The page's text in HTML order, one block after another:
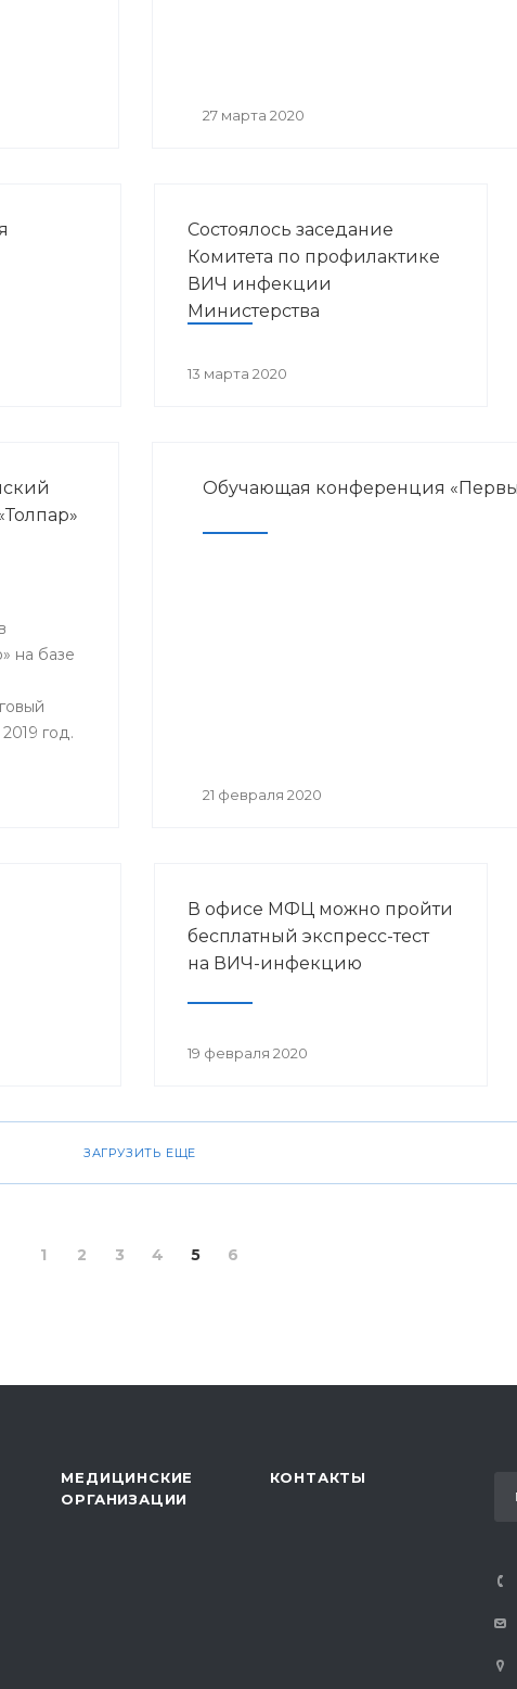
27 марта 2020
Состоялось заседание
Комитета по профилактике
ВИЧ инфекции
Министерства
Республики Башкортостан
13 марта 2020
на базе
год.
Обучающая конференция
21 февраля 2020
В офисе МФЦ можно пройти
бесплатный экспресс-тест
на ВИЧ-инфекцию
19 февраля 2020
ЗАГРУЗИТЬ ЕЩЕ
1 2 3 4 5 6
МЕДИЦИНСКИЕ
ОРГАНИЗАЦИИ
КОНТАКТЫ